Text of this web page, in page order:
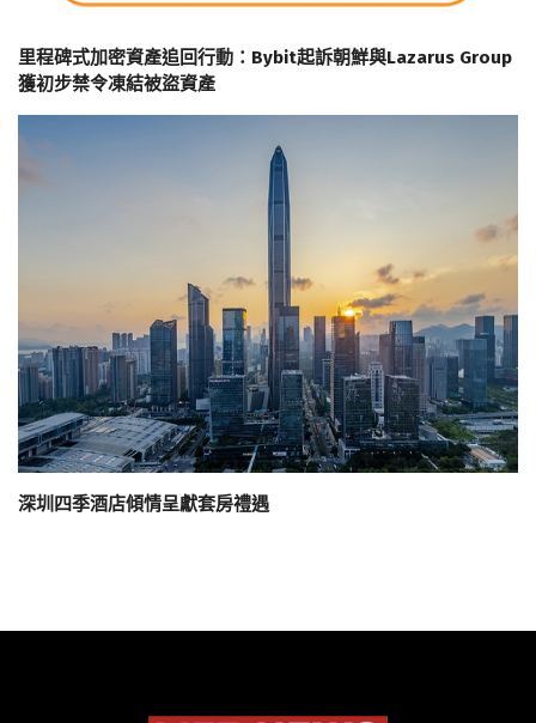
里程碑式加密資產追回行動：Bybit起訴朝鮮與Lazarus Group
獲初步禁令凍結被盜資產
深圳四季酒店傾情呈獻套房禮遇